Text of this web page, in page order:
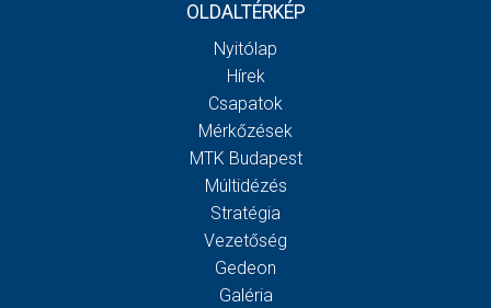
OLDALTÉRKÉP
Nyitólap
Hírek
Csapatok
Mérkőzések
MTK Budapest
Múltidézés
Stratégia
Vezetőség
Gedeon
Galéria